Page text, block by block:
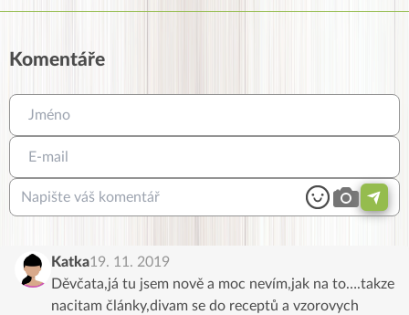
Komentáře
Katka19. 11. 2019
Děvčata,já tu jsem nově a moc nevím,jak na to….takze
nacitam články,divam se do receptů a vzorovych